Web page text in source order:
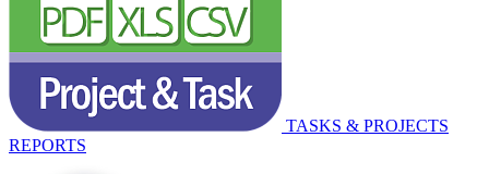
TASKS & PROJECTS
REPORTS